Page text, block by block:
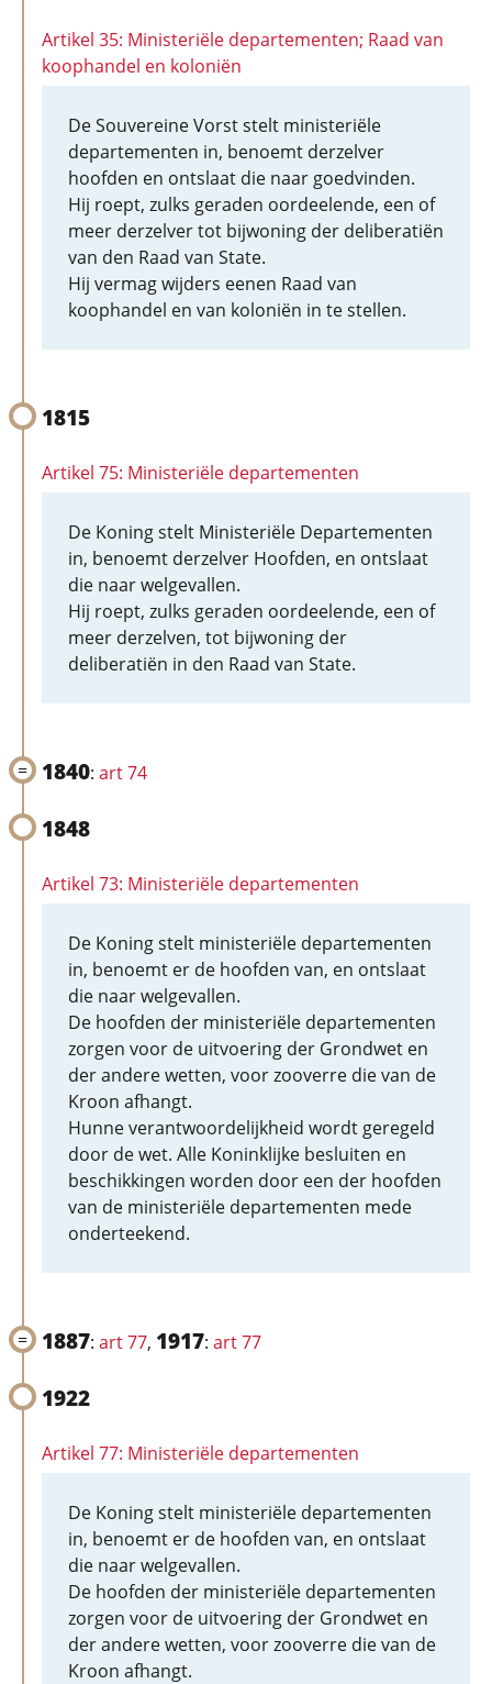
Artikel 35: Ministeriële departementen; Raad van
koophandel en koloniën
De Souvereine Vorst stelt ministeriële
departementen in, benoemt derzelver
hoofden en ontslaat die naar goedvinden.
Hij roept, zulks geraden oordeelende, een of
meer derzelver tot bijwoning der deliberatiën
van den Raad van State.
Hij vermag wijders eenen Raad van
koophandel en van koloniën in te stellen.
1815
Artikel 75: Ministeriële departementen
De Koning stelt Ministeriële Departementen
in, benoemt derzelver Hoofden, en ontslaat
die naar welgevallen.
Hij roept, zulks geraden oordeelende, een of
meer derzelven, tot bijwoning der
deliberatiën in den Raad van State.
1840: art 74
1848
Artikel 73: Ministeriële departementen
De Koning stelt ministeriële departementen
in, benoemt er de hoofden van, en ontslaat
die naar welgevallen.
De hoofden der ministeriële departementen
zorgen voor de uitvoering der Grondwet en
der andere wetten, voor zooverre die van de
Kroon afhangt.
Hunne verantwoordelijkheid wordt geregeld
door de wet. Alle Koninklijke besluiten en
beschikkingen worden door een der hoofden
van de ministeriële departementen mede
onderteekend.
1887: art 77, 1917: art 77
1922
Artikel 77: Ministeriële departementen
De Koning stelt ministeriële departementen
in, benoemt er de hoofden van, en ontslaat
die naar welgevallen.
De hoofden der ministeriële departementen
zorgen voor de uitvoering der Grondwet en
der andere wetten, voor zooverre die van de
Kroon afhangt.